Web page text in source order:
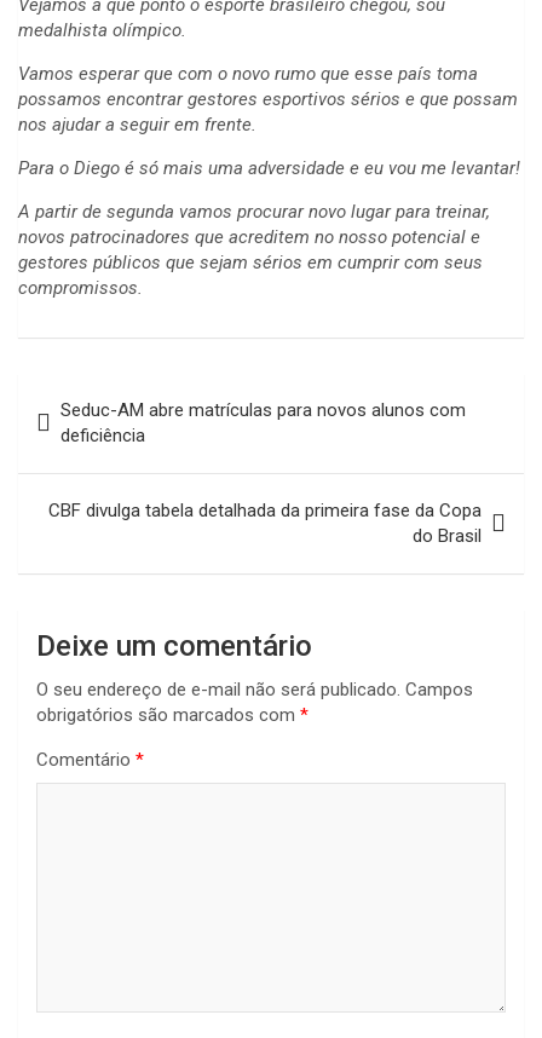
Vejamos a que ponto o esporte brasileiro chegou, sou
medalhista olímpico.
Vamos esperar que com o novo rumo que esse país toma
possamos encontrar gestores esportivos sérios e que possam
nos ajudar a seguir em frente.
Para o Diego é só mais uma adversidade e eu vou me levantar!
A partir de segunda vamos procurar novo lugar para treinar,
novos patrocinadores que acreditem no nosso potencial e
gestores públicos que sejam sérios em cumprir com seus
compromissos.
de
Post
Seduc-AM abre matrículas para novos alunos com
deficiência
CBF divulga tabela detalhada da primeira fase da Copa
do Brasil
Deixe um comentário
O seu endereço de e-mail não será publicado. Campos
obrigatórios são marcados com *
Comentário *